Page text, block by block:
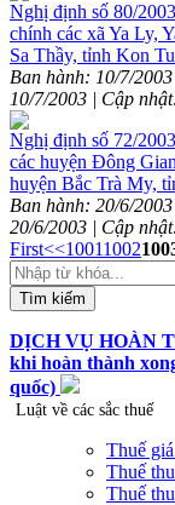
Nghị định số 80/
chính các xã Ya Ly,
Sa Thầy, tỉnh Kon
Ban hành: 10/7/
10/7/2003 | Cập
Nghị định số 72/
các huyện Đông
huyện Bắc Trà My,
Ban hành: 20/6/
20/6/2003 | Cập
First<<10011002
Tìm kiếm
DỊCH VỤ HOÀN
khi hoàn thành
quốc)
Luật về các sắc thuế
Thuế
Thuế
Thuế